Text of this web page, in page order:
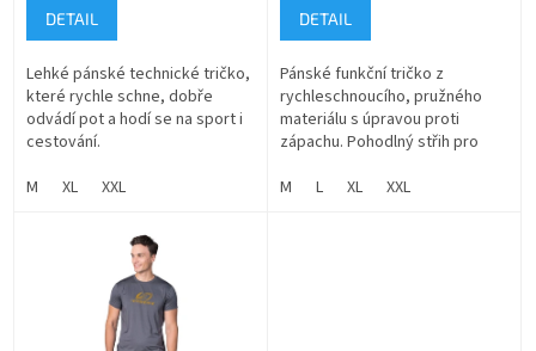
DETAIL
Lehké pánské technické tričko,
které rychle schne, dobře
odvádí pot a hodí se na sport i
cestování.
M
XL XXL
DETAIL
Pánské funkční tričko z
rychleschnoucího, pružného
materiálu s úpravou proti
zápachu. Pohodlný střih pro
nošení.
M L XL XXL